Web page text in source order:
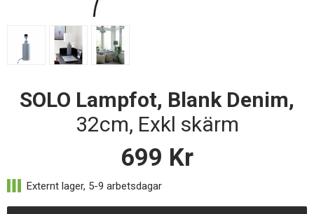
SOLO Lampfot, Blank Denim,
32cm, Exkl skärm
699 Kr